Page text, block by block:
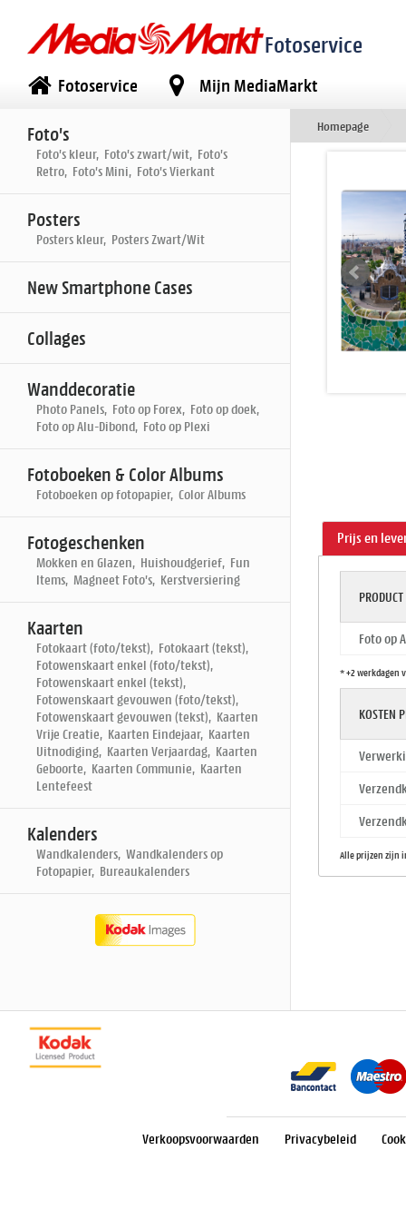
Fotoservice
Fotoservice Mijn MediaMarkt
Foto's
Foto's kleur, Foto's zwart/wit, Foto's
Retro, Foto's Mini, Foto's Vierkant
Posters
Posters kleur, Posters Zwart/Wit
New Smartphone Cases
Collages
Wanddecoratie
Photo Panels, Foto op Forex, Foto op doek,
Foto op Alu-Dibond, Foto op Plexi
Fotoboeken & Color Albums
Fotoboeken op fotopapier, Color Albums
Fotogeschenken
Mokken en Glazen, Huishoudgerief, Fun
Items, Magneet Foto's, Kerstversiering
Kaarten
Fotokaart (foto/tekst), Fotokaart (tekst),
Fotowenskaart enkel (foto/tekst),
Fotowenskaart enkel (tekst),
Fotowenskaart gevouwen (foto/tekst),
Fotowenskaart gevouwen (tekst), Kaarten
Vrije Creatie, Kaarten Eindejaar, Kaarten
Uitnodiging, Kaarten Verjaardag, Kaarten
Geboorte, Kaarten Communie, Kaarten
Lentefeest
Kalenders
Wandkalenders, Wandkalenders op
Fotopapier, Bureaukalenders
Homepage
Prijs en
PRODUCT
Foto op
* +2 werkdagen
KOSTEN
Alle prijzen zijn
Verkoopsvoorwaarden Privacybeleid